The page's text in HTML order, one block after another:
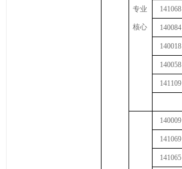
专业
核心
141068
140084
140018
140058
141109
140009
141069
141065